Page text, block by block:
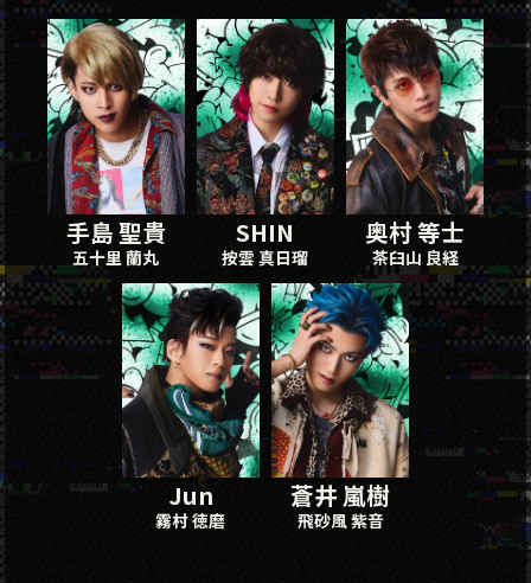
手島 聖貴
五十里 蘭丸
SHIN
按雲 真日瑠
奥村 等士
茶臼山 良経
Jun
霧村 徳磨
蒼井 嵐樹
飛砂風 紫音